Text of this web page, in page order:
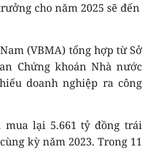
cho năm 2025 sẽ đến
(VBMA) tổng hợp từ Sở
Chứng khoán Nhà nước
doanh nghiệp ra công
mua lại 5.661 tỷ đồng trái
kỳ năm 2023. Trong 11